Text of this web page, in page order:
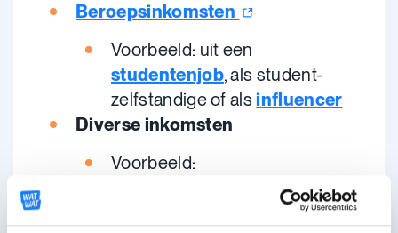
Beroepsinkomsten
Voorbeeld: uit een
studentenjob, als student-
zelfstandige of alsinfluencer
Diverse inkomsten
Voorbeeld:
of